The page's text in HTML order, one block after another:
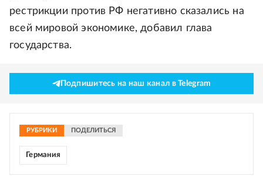
рестрикции против РФ негативно сказались на
всей мировой экономике, добавил глава
государства.
Подпишитесь на наш канал в Telegram
РУБРИКИ ПОДЕЛИТЬСЯ
Германия